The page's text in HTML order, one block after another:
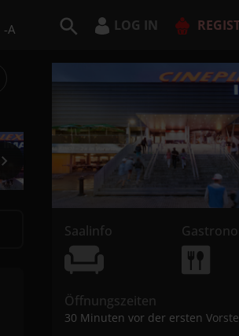
-A LOG IN
JETZT
Deutsch
Saalinfo
Öffnungszeiten
30 Minuten vor der ersten